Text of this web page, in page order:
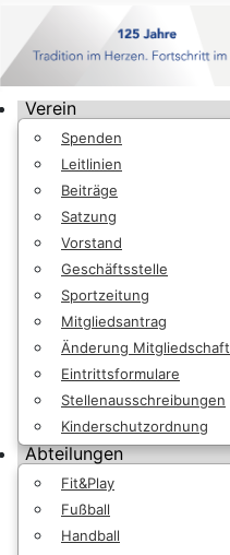
Verein
Spenden
Leitlinien
Beiträge
Satzung
Vorstand
Geschäftsstelle
Sportzeitung
Mitgliedsantrag
Änderung Mitgliedschaft
Eintrittsformulare
Stellenausschreibungen
Kinderschutzordnung
Abteilungen
Fit&Play
Fußball
Handball